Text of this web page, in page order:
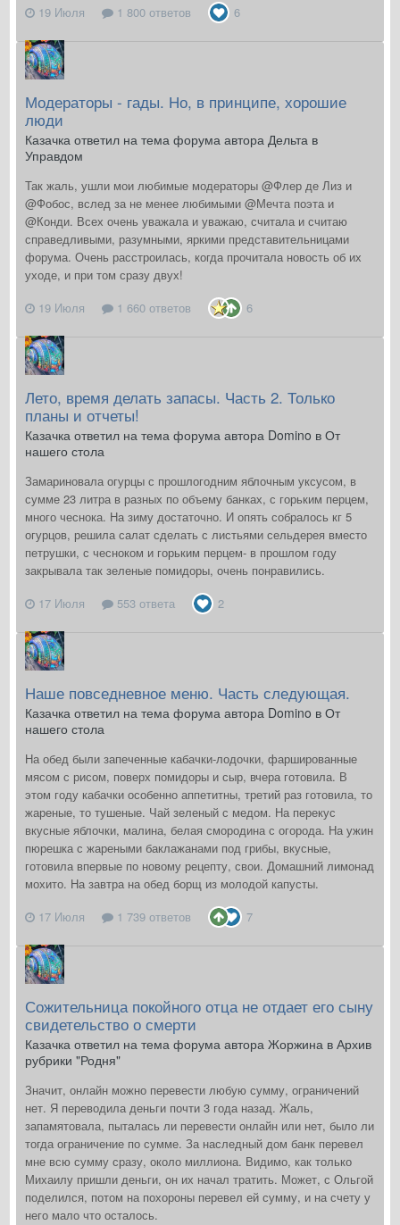
19 Июля 1 800 ответов 6
Модераторы - гады. Но, в принципе, хорошие
люди
Казачка ответил на тема форума автора Дельта в
Управдом
Так жаль, ушли мои любимые модераторы @Флер де Лиз и
@Фобос, вслед за не менее любимыми @Мечта поэта и
@Конди. Всех очень уважала и уважаю, считала и считаю
справедливыми, разумными, яркими представительницами
форума. Очень расстроилась, когда прочитала новость об их
уходе, и при том сразу двух!
19 Июля
1 660 ответов 6
Лето, время делать запасы. Часть 2. Только
планы и отчеты!
Казачка ответил на тема форума автора Domino в От
нашего стола
Замариновала огурцы с прошлогодним яблочным уксусом, в
сумме 23 литра в разных по объему банках, с горьким перцем,
много чеснока. На зиму достаточно. И опять собралось кг 5
огурцов, решила салат сделать с листьями сельдерея вместо
петрушки, с чесноком и горьким перцем- в прошлом году
закрывала так зеленые помидоры, очень понравились.
17 Июля
553 ответа 2
Наше повседневное меню. Часть следующая.
Казачка ответил на тема форума автора Domino в От
нашего стола
На обед были запеченные кабачки-лодочки, фаршированные
мясом с рисом, поверх помидоры и сыр, вчера готовила. В
этом году кабачки особенно аппетитны, третий раз готовила, то
жареные, то тушеные. Чай зеленый с медом. На перекус
вкусные яблочки, малина, белая смородина с огорода. На ужин
пюрешка с жареными баклажанами под грибы, вкусные,
готовила впервые по новому рецепту, свои. Домашний лимонад
мохито. На завтра на обед борщ из молодой капусты.
17 Июля
1 739 ответов 7
Сожительница покойного отца не отдает его сыну
свидетельство о смерти
Казачка ответил на тема форума автора Жоржина в Архив
рубрики "Родня"
Значит, онлайн можно перевести любую сумму, ограничений
нет. Я переводила деньги почти 3 года назад. Жаль,
запамятовала, пыталась ли перевести онлайн или нет, было ли
тогда ограничение по сумме. За наследный дом банк перевел
мне всю сумму сразу, около миллиона. Видимо, как только
Михаилу пришли деньги, он их начал тратить. Может, с Ольгой
поделился, потом на похороны перевел ей сумму, и на счету у
него мало что осталось.